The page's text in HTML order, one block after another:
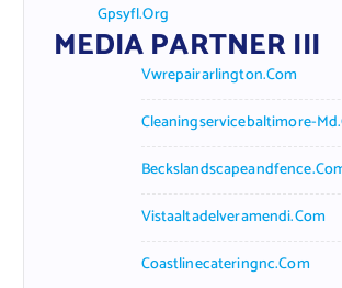
Gpsyfl.org
MEDIA PARTNER III
Vwrepairarlington.com
Cleaningservicebaltimore-
Vistaaltadelveramendi.com
Coastlinecateringnc.com